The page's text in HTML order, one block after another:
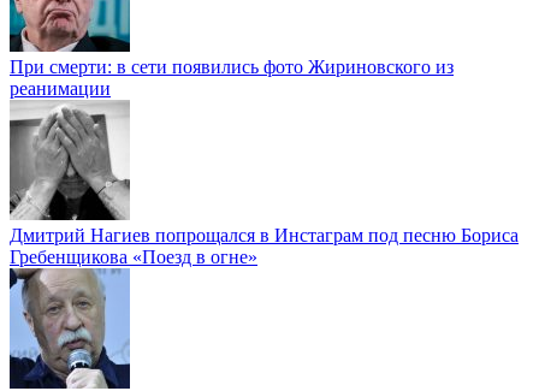
При смерти: в сети появились фото Жириновского из
реанимации
Дмитрий Нагиев попрощался в Инстаграм под песню Бориса
Гребенщикова «Поезд в огне»